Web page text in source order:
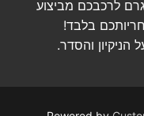
לרכבכם מביצוע
בלבד!
והסדר.